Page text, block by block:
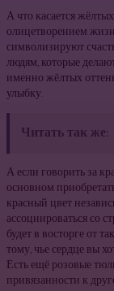
А что касается
олицетворением
символизируют
людям, которые
именно жёлтых
улыбку.
Читать так же:
А если говорить за
основном
красный цвет
ассоциироваться со
будет в восторге от
тому, чье сердце вы
Есть ещё розовые
привязанности к